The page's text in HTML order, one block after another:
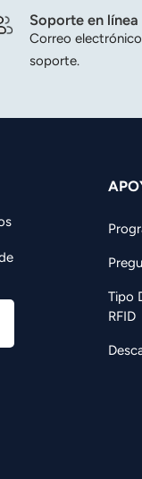
Soporte en línea
Correo
soporte.
Tipo
RFID